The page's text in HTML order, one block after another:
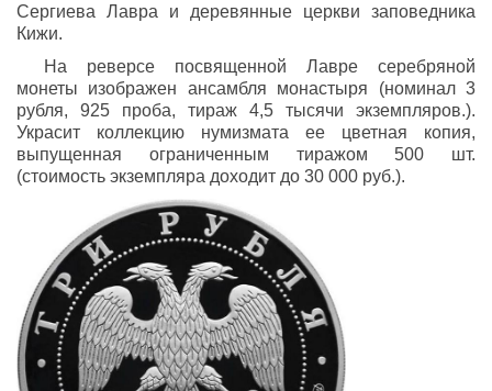
Сергиева Лавра и деревянные церкви заповедника
Кижи.
На реверсе посвященной Лавре серебряной
монеты изображен ансамбля монастыря (номинал 3
рубля, 925 проба, тираж 4,5 тысячи экземпляров.).
Украсит коллекцию нумизмата ее цветная копия,
выпущенная ограниченным тиражом 500 шт.
(стоимость экземпляра доходит до 30 000 руб.).